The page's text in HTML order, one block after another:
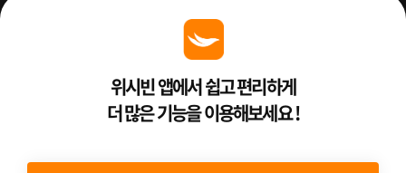
Venture Enterprise위시빈 앱에서 쉽고 편리하게
더 많은 기능을 이용해보세요 !